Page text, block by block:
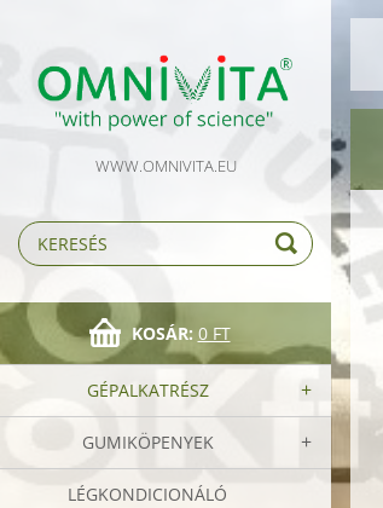
WWW.OMNIVITA.EU
KOSÁR: 0 FT
GÉPALKATRÉSZ
GUMIKÖPENYEK
LÉGKONDICIONÁLÓ